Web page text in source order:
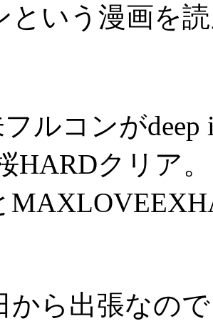
という漫画を
ルコンがdeep
HARDクリア。
から出張なの